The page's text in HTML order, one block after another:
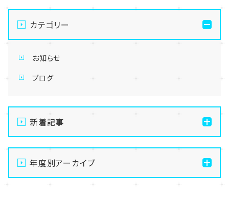
カテゴリー
お知らせ
ブログ
新着記事
【十日町】お盆期間のお問い合わせに関しまして
【十日町】年末年始に伴う校舎休業期間のお知らせ🎍
年度別アーカイブ